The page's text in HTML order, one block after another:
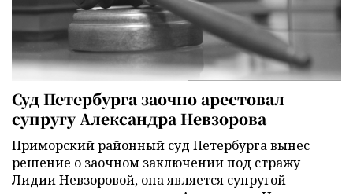
Суд Петербурга заочно арестовал
супругу Александра Невзорова
Приморский районный суд Петербурга вынес
решение о заочном заключении под стражу
Лидии Невзоровой, она является супругой